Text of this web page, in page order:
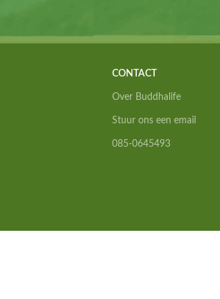
CONTACT
Over Buddhalife
Stuur ons een email
085-0645493